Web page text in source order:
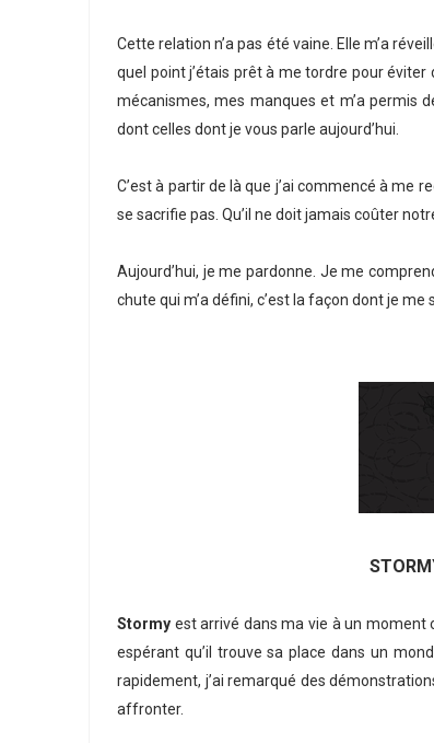
Cette relation n’a pas été vaine. Elle m’a
quel point j’étais prêt à me tordre pour
mécanismes, mes manques et m’a permis
dont celles dont je vous parle aujourd’hui.
C’est à partir de là que j’ai commencé à me
se sacrifie pas. Qu’il ne doit jamais coûter
Aujourd’hui, je me pardonne. Je me
chute qui m’a défini, c’est la façon dont je me
Stormy est arrivé dans ma vie à un moment
espérant qu’il trouve sa place dans un
rapidement, j’ai remarqué des
affronter.